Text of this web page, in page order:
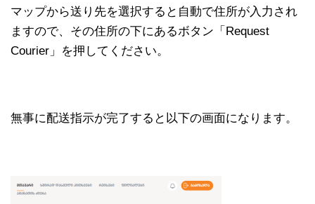
マップから送り先を選択すると自動で住所が入力され
ますので、その住所の下にあるボタン「Request
Courier」を押してください。
無事に配送指示が完了すると以下の画面になります。